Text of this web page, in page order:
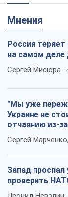
Мнения
Россия теряет
на самом деле
Сергей Мисюра
"Мы уже
Украине не
отчаянию из-
Сергей
Запад проспал
проверить